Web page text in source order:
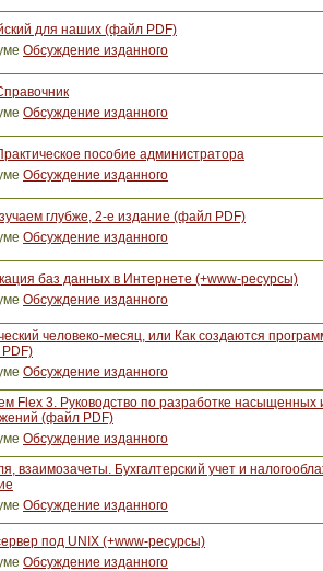
для наших (файл PDF)
Обсуждение изданного
Обсуждение изданного
пособие администратора
Обсуждение изданного
глубже, 2-е издание (файл PDF)
Обсуждение изданного
баз данных в Интернете (+www-ресурсы)
Обсуждение изданного
человеко-месяц, или Как создаются
Обсуждение изданного
Flex 3. Руководство по разработке насыщенных
(файл PDF)
Обсуждение изданного
взаимозачеты. Бухгалтерский учет и
Обсуждение изданного
под UNIX (+www-ресурсы)
Обсуждение изданного